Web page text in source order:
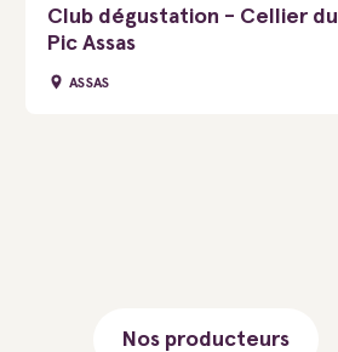
Club dégustation - Cellier du
Pic Assas
ASSAS
Nos producteurs